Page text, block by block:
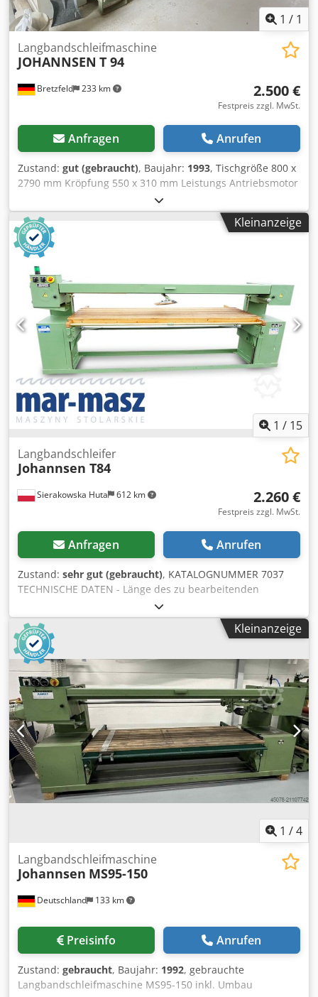
1 / 1
Bretzfeld 233 km
Langbandschleifmaschine
JOHANNSEN T 94
2.500 €
Festpreis zzgl. MwSt.
Anfragen Anrufen
Zustand: gut (gebraucht), Baujahr: 1993, Tischgröße 800 x
2790 mm Kröpfung 550 x 310 mm Leistungs Antriebsmotor
4,0 kw Schleifbandabmessungen 150 x 7800 mm
Arbeitslänge 2600 Arbeitsbreite 850 mm Absaugstutzen-
Durchmesser 180 mm - elektrischer Tischhub - Rechts-
Links-Lauf Dedezfqkhjpfx Aglsck - Maschinengewicht 650
kg
Kleinanzeige
1 / 15
Sierakowska Huta 612 km
Langbandschleifer
Johannsen T84
2.260 €
Festpreis zzgl. MwSt.
Anfragen Anrufen
Zustand: sehr gut (gebraucht), KATALOGNUMMER 7037
TECHNISCHE DATEN - Länge des zu bearbeitenden
Werkstücks: 2780 mm - Breite des zu bearbeitenden
Werkstücks: 800 mm - Hauptmotor: 4 kW -
Schleifbandbreite: 150 mm Dcodpfxozfpr Rs Agljk -
Ventilator - Rechts-/Linkslauf - Elektrische
Tischhöhenverstellung - Absaugstutzendurchmesser: 140
mm - Gesamtmaße (L/B/H): 3760x1440x1520 mm - Gewicht:
502 kg VORTEILE – unlackiert – mit Ventilator – elektrische
Tischverstellung – gebrauchte Schleifmaschine, sehr guter
Zustand Nettopreis: 9500 PLN Nettopreis: 2260 EUR
Nettopreis berechnet zum Kurs 4,2 PLN/EUR (bei größeren
Wechselkursschwankungen kann sich der Preis ändern)
Kleinanzeige
1 /4
Deutschland 133 km
Langbandschleifmaschine
Johannsen MS95-150
Preisinfo Anrufen
Zustand: gebraucht, Baujahr: 1992, gebrauchte
Langbandschleifmaschine MS95-150 inkl. Umbau